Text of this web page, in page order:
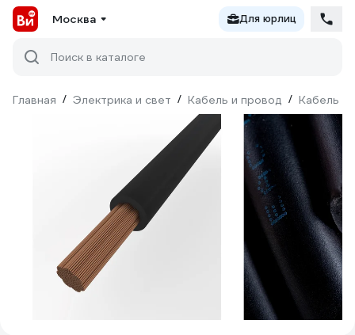
Москва Для юрлиц
Поиск в каталоге
Главная / Электрика и свет / Кабель и провод / Кабель КГ